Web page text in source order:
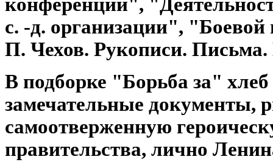
с. -д. организации",
П. Чехов. Рукописи.
В подборке "Борьба за"
замечательные документы,
самоотверженную
правительства, лично